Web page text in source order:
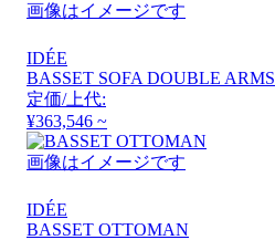
画像はイメージです
IDÉE
BASSET SOFA DOUBLE ARMS
定価/上代:
¥363,546 ~
画像はイメージです
IDÉE
BASSET OTTOMAN